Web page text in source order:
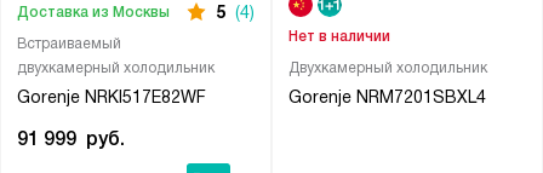
Встраиваемый
двухкамерный холодильник
Gorenje NRKI517E82WF
Доставка из Москвы 5 (4)
91 999 руб.
Двухкамерный холодильник
Gorenje NRM7201SBXL4
Нет в наличии